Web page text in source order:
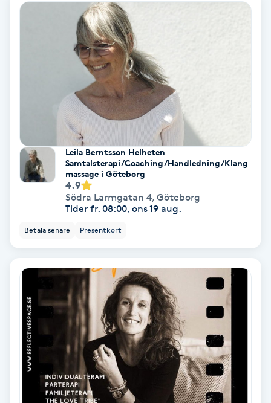
Klippning & Slingor
Klippning ungdom
Koppningsmassage
Kosmetisk tatuering
Kroppspeeling
Käkledsbehandling
Kärlbehandling
Leila Berntsson Helheten
Samtalsterapi/Coaching/Handledning/Klang
massage i Göteborg
4.9
Södra Larmgatan 4, Göteborg
Tider fr. 08:00, ons 19 aug.
Betala senare Presentkort